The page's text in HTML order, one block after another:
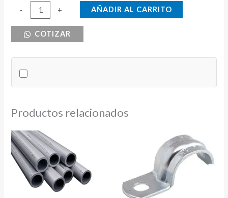
-
CAMISA
CONDUIT
+ AÑADIR AL CARRITO
COTIZAR
Productos relacionados